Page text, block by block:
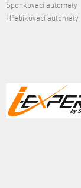
Sponkovací automaty
Hřebíkovací automaty